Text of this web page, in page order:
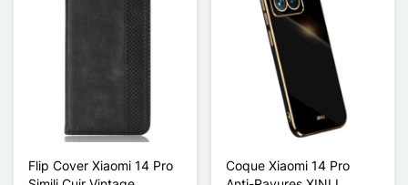
Flip Cover Xiaomi 14 Pro
Coque Xiaomi 14 Pro